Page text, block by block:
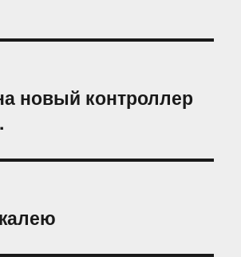
новый контроллер